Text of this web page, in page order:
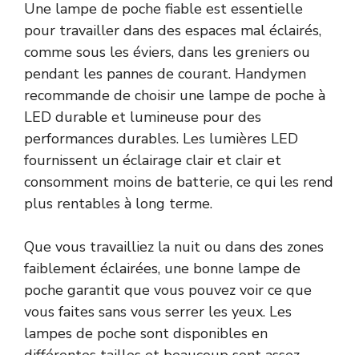
Une lampe de poche fiable est essentielle
pour travailler dans des espaces mal éclairés,
comme sous les éviers, dans les greniers ou
pendant les pannes de courant. Handymen
recommande de choisir une lampe de poche à
LED durable et lumineuse pour des
performances durables. Les lumières LED
fournissent un éclairage clair et clair et
consomment moins de batterie, ce qui les rend
plus rentables à long terme.
Que vous travailliez la nuit ou dans des zones
faiblement éclairées, une bonne lampe de
poche garantit que vous pouvez voir ce que
vous faites sans vous serrer les yeux. Les
lampes de poche sont disponibles en